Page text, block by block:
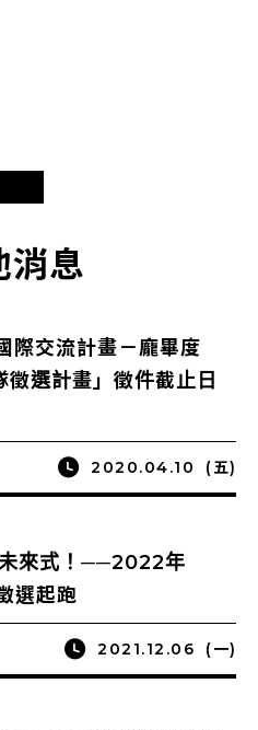
消息
際交流計畫－龐畢度
選計畫」徵件截止日
2020.04.10 (五)
來式！──2022年
選起跑
2021.12.06 (一)